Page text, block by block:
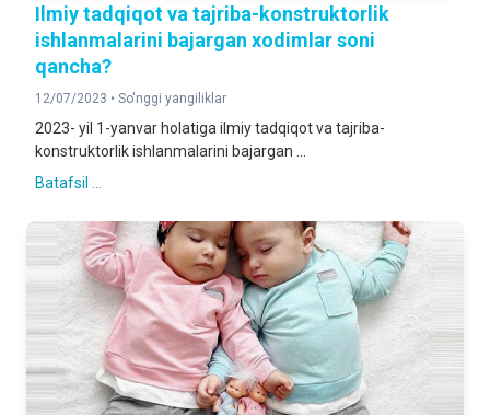
Ilmiy tadqiqot va tajriba-konstruktorlik
ishlanmalarini bajargan xodimlar soni
qancha?
12/07/2023 • So'nggi yangiliklar
2023- yil 1-yanvar holatiga ilmiy tadqiqot va tajriba-
konstruktorlik ishlanmalarini bajargan ...
Batafsil ...